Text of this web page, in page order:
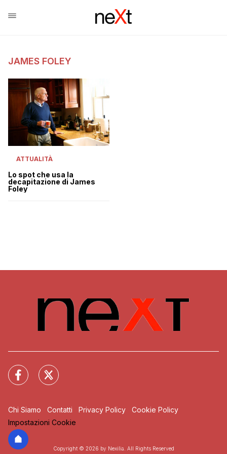
JAMES FOLEY
ATTUALITÀ
Lo spot che usa la
decapitazione di James
Foley
Chi Siamo Contatti Privacy Policy
Cookie Policy
Impostazioni Cookie
Copyright © 2026 by Nexilia. All Rights Reserved